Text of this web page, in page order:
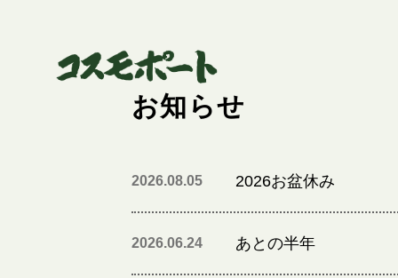
お知らせ
2026.08.05 2026お盆休み
2026.06.24 あとの半年